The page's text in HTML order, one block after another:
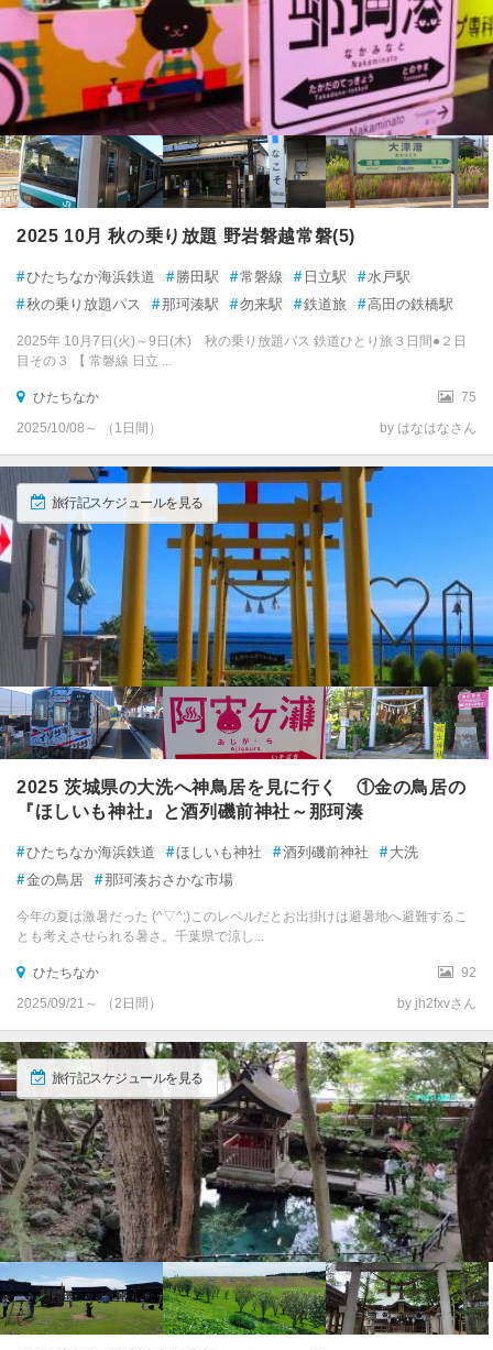
2025 10月 秋の乗り放題 野岩磐越常磐(5)
#ひたちなか海浜鉄道 # 勝田駅 #常磐線 # 日立駅 # 水戸駅
#秋の乗り放題パス #那珂湊駅 #勿来駅 #鉄道旅 #高田の鉄橋駅
2025年 10月7日(火)～9日(木) 秋の乗り放題パス 鉄道ひとり旅３日間●２日
目その３ 【 常磐線 日立 ...
ひたちなか
75
2025/10/08～ （1日間）
by はなはなさん
旅行記スケジュールを見る
2025 茨城県の大洗へ神鳥居を見に行く ①金の鳥居の
『ほしいも神社』と酒列磯前神社～那珂湊
#ひたちなか海浜鉄道 #ほしいも神社 #酒列磯前神社 # 大洗
#金の鳥居 #那珂湊おさかな市場
今年の夏は激暑だった (^▽^;)このレベルだとお出掛けは避暑地へ避難するこ
とも考えさせられる暑さ。千葉県で涼し...
ひたちなか
92
2025/09/21～ （2日間）
by jh2fxvさん
旅行記スケジュールを見る